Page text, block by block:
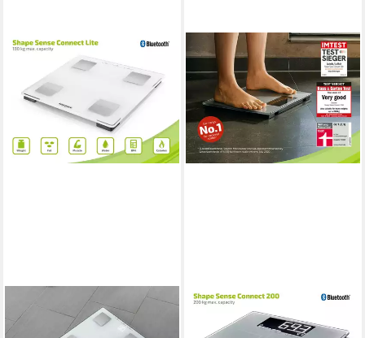
SOEHNLE
Personenwaage
SOEHNLE
Personenwaage Shape Sense